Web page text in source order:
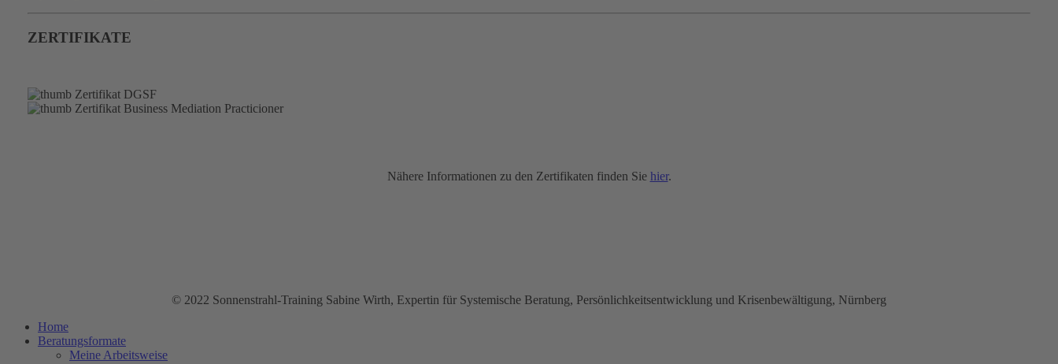
ZERTIFIKATE
Nähere Informationen zu den Zertifikaten finden Sie hier.
© 2022 Sonnenstrahl-Training Sabine Wirth, Expertin für Systemische Beratung, Persönlichkeitsentwicklung und Krisenbewältigung, Nürnberg
Home
Beratungsformate
Meine Arbeitsweise